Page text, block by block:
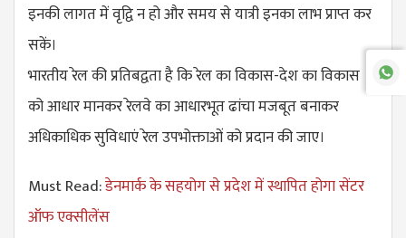
इनकी लागत में वृद्वि न हो और समय से यात्री इनका लाभ प्राप्त कर
सकें।
भारतीय रेल की प्रतिबद्वता है कि रेल का विकास-देश का विकास
को आधार मानकर रेलवे का आधारभूत ढांचा मजबूत बनाकर
अधिकाधिक सुविधाएं रेल उपभोक्ताओं को प्रदान की जाए।
Must Read:डेनमार्क के सहयोग से प्रदेश में स्थापित होगा सेंटर
ऑफ एक्सीलेंस